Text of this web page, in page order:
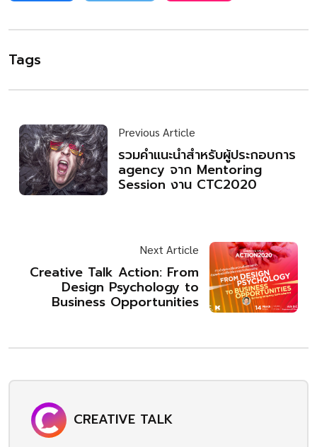
Tags
Previous Article
รวมคำแนะนำสำหรับผู้ประกอบการ
agency จาก Mentoring
Session งาน CTC2020
Next Article
Creative Talk Action: From
Design Psychology to
Business Opportunities
CREATIVE TALK